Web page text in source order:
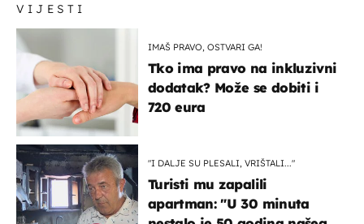
VIJESTI
IMAŠ PRAVO, OSTVARI GA!
Tko ima pravo na inkluzivni
dodatak? Može se dobiti i
720 eura
"I DALJE SU PLESALI, VRIŠTALI..."
Turisti mu zapalili
apartman: "U 30 minuta